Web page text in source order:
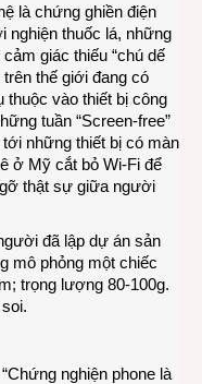
là chứng ghiền điện
nghiện thuốc lá, những
giác thiếu “chú dế
thế giới đang có
thuộc vào thiết bị công
tuần “Screen-free”
những thiết bị có màn
ở Mỹ cắt bỏ Wi-Fi để
thật sự giữa người
đã lập dự án sản
mô phỏng một chiếc
trọng lượng 80-100g.
nghiện phone là